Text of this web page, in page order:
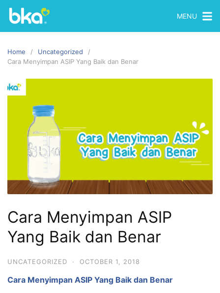
MENU
Home
Uncategorized
Cara Menyimpan ASIP Yang Baik dan Benar
Cara Menyimpan ASIP
Yang Baik dan Benar
UNCATEGORIZED · OCTOBER 1, 2018
Cara Menyimpan ASIP Yang Baik dan Benar